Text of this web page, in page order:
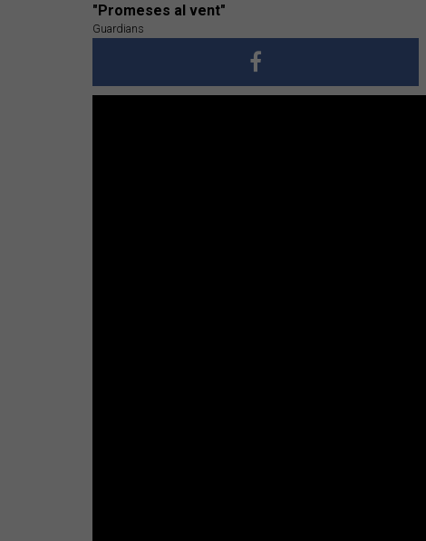
"Promeses al vent"
Guardians